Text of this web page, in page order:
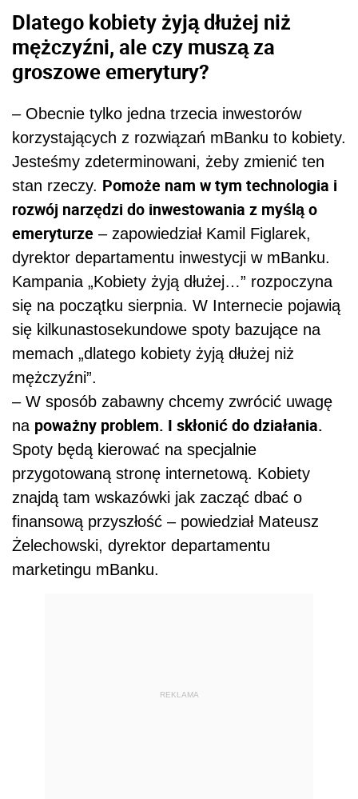
Dlatego kobiety żyją dłużej niż
mężczyźni, ale czy muszą za
groszowe emerytury?
– Obecnie tylko jedna trzecia inwestorów
korzystających z rozwiązań mBanku to kobiety.
Jesteśmy zdeterminowani, żeby zmienić ten
stan rzeczy. Pomoże nam w tym technologia i
rozwój narzędzi do inwestowania z myślą o
emeryturze – zapowiedział Kamil Figlarek,
dyrektor departamentu inwestycji w mBanku.
Kampania „Kobiety żyją dłużej…” rozpoczyna
się na początku sierpnia. W Internecie pojawią
się kilkunastosekundowe spoty bazujące na
memach „dlatego kobiety żyją dłużej niż
mężczyźni”.
– W sposób zabawny chcemy zwrócić uwagę
na poważny problem. I skłonić do działania.
Spoty będą kierować na specjalnie
przygotowaną stronę internetową. Kobiety
znajdą tam wskazówki jak zacząć dbać o
finansową przyszłość – powiedział Mateusz
Żelechowski, dyrektor departamentu
marketingu mBanku.
REKLAMA